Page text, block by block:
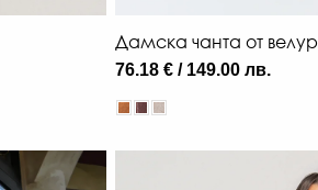
Дамска чанта от велур
76.18 € / 149.00 лв.